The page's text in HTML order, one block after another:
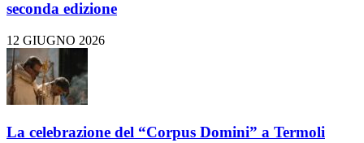
seconda edizione
12 GIUGNO 2026
La celebrazione del “Corpus Domini” a Termoli